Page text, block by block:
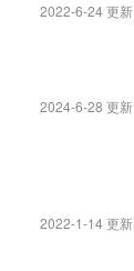
2022-6-24 更新
2024-6-28 更新
2022-1-14 更新